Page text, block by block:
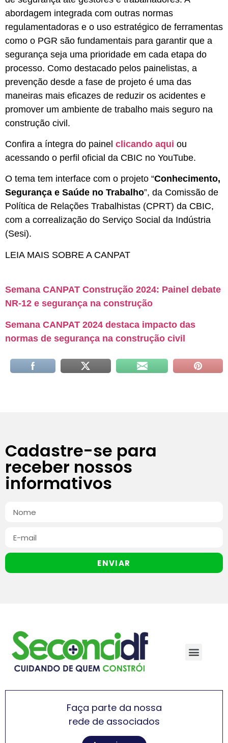
abordagem integrada com outras normas
regulamentadoras e o uso estratégico de ferramentas
como o PGR são fundamentais para garantir que a
segurança seja uma prioridade em cada etapa do
processo. Como destacado pelos painelistas, a
prevenção desde a fase de projeto é uma das
maneiras mais eficazes de reduzir os acidentes e
promover um ambiente de trabalho mais seguro na
construção civil.
Confira a íntegra do painel clicando aqui ou
acessando o perfil oficial da CBIC no YouTube.
O tema tem interface com o projeto “Conhecimento,
Segurança e Saúde no Trabalho”, da Comissão de
Política de Relações Trabalhistas (CPRT) da CBIC,
com a correalização do Serviço Social da Indústria
(Sesi).
LEIA MAIS SOBRE A CANPAT
Semana CANPAT Construção 2024: Painel debate
NR-12 e segurança na construção
Semana CANPAT 2024 destaca impacto das
normas de segurança na construção civil
Cadastre-se para
receber nossos
informativos
ENVIAR
Faça parte da nossa
rede de associados